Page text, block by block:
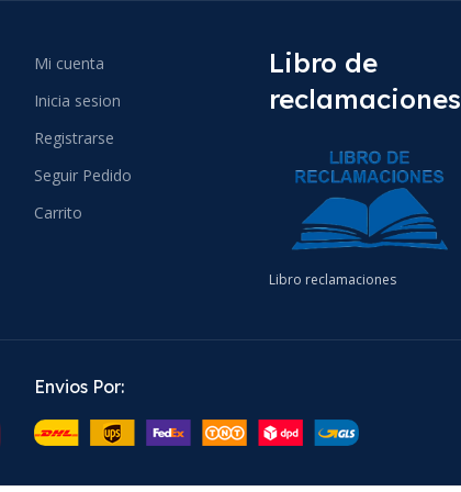
Mi cuenta
Inicia sesion
Registrarse
Seguir Pedido
Carrito
Libro de
reclamaciones
Libro reclamaciones
Envios Por: